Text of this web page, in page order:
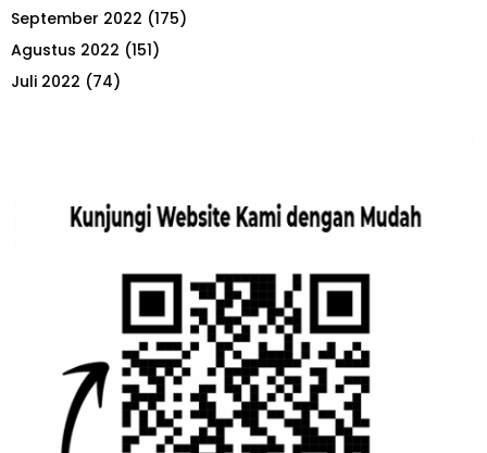
September 2022 (175)
Agustus 2022 (151)
Juli 2022 (74)